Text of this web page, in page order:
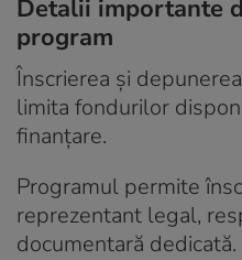
Detalii importante
program
Înscrierea și
limita fondurilor
finanțare.
Programul permite
reprezentant legal,
documentară dedicată.